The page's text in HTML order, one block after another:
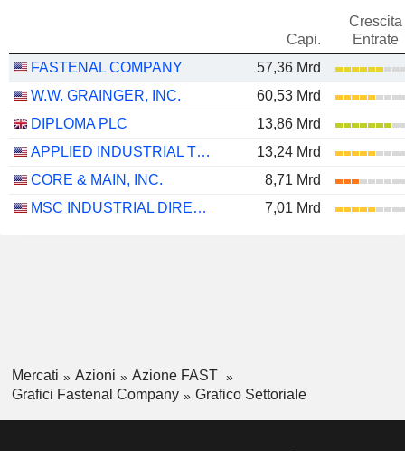
Capi.
Crescita
Entrate
FASTENAL COMPANY
57,36 Mrd
W.W. GRAINGER, INC.
60,53 Mrd
DIPLOMA PLC
13,86 Mrd
APPLIED INDUSTRIAL TECHNOLOGIES, INC.
13,24 Mrd
CORE & MAIN, INC.
8,71 Mrd
MSC INDUSTRIAL DIRECT CO., INC.
7,01 Mrd
Mercati Azioni
Azione FAST
Grafici Fastenal Company
Grafico Settoriale